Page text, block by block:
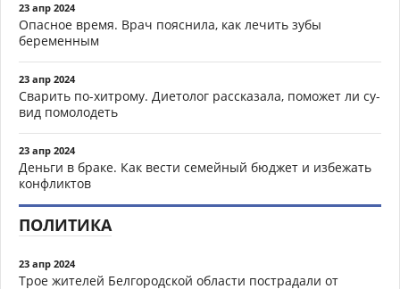
23 апр 2024
Опасное время. Врач пояснила, как лечить зубы
беременным
23 апр 2024
Сварить по-хитрому. Диетолог рассказала, поможет ли су-
вид помолодеть
23 апр 2024
Деньги в браке. Как вести семейный бюджет и избежать
конфликтов
ПОЛИТИКА
23 апр 2024
Трое жителей Белгородской области пострадали от